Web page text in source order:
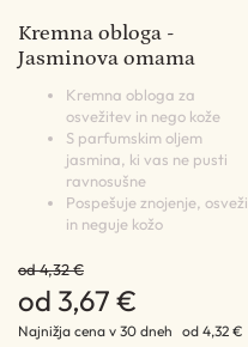
Kremna obloga -
Jasminova omama
Kremna obloga za
osvežitev in nego kože
S parfumskim oljem
jasmina, ki vas ne pusti
ravnosušne
Pospešuje znojenje, osveži
in neguje kožo
od 4,32 €
od 3,67 €
Najnižja cena v 30 dneh od 4,32 €